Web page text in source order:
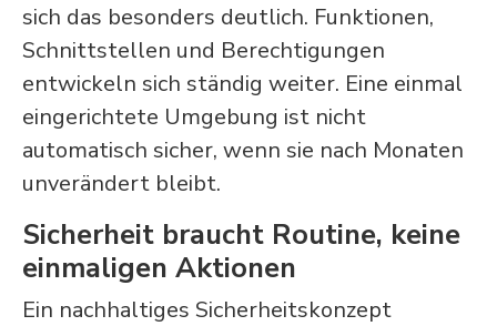
sich das besonders deutlich. Funktionen,
Schnittstellen und Berechtigungen
entwickeln sich ständig weiter. Eine einmal
eingerichtete Umgebung ist nicht
automatisch sicher, wenn sie nach Monaten
unverändert bleibt.
Sicherheit braucht Routine, keine
einmaligen Aktionen
Ein nachhaltiges Sicherheitskonzept